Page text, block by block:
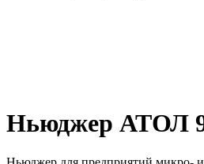
Ньюджер АТОЛ